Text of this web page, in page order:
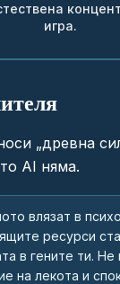
игра.
„древна
AI няма.
влязат в
ресурси
в гените ти. Не
на лекота и